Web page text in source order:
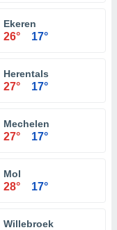
Ekeren
26° 17°
Herentals
27° 17°
Mechelen
27° 17°
Mol
28° 17°
Willebroek